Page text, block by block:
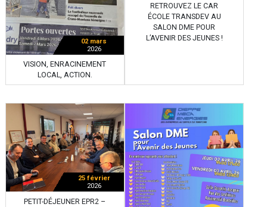
02 mars
2026
VISION, ENRACINEMENT
LOCAL, ACTION.
RETROUVEZ LE CAR
ÉCOLE TRANSDEV AU
SALON DME POUR
L’AVENIR DES JEUNES !
25 février
2026
PETIT-DÉJEUNER EPR2 –